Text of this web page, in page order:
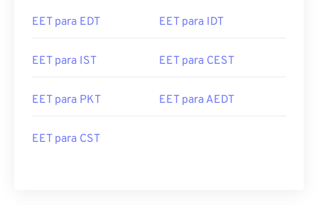
EET para EDT EET para IDT
EET para IST EET para CEST
EET para PKT EET para AEDT
EET para CST